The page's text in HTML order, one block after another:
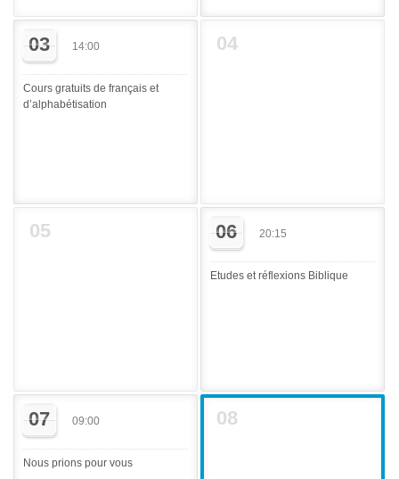
03 14:00
Cours gratuits de français et
d’alphabétisation
04
05 06 20:15
Etudes et réflexions Biblique
07 09:00
Nous prions pour vous
08